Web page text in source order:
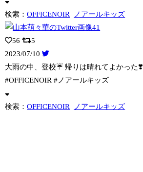
検索：OFFICENOIR ノアールキッズ
56
5
2023/07/10
大雨の中、登校☔️ 帰りは晴れてよかった❣️
#OFFICENOIR #ノアールキッズ
検索：OFFICENOIR ノアールキッズ